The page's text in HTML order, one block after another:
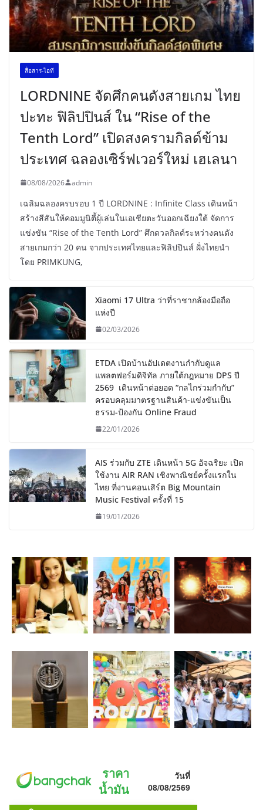
สื่อสาร-ไอที
LORDNINE จัดศึกคนดังสายเกม ไทย
ปะทะ ฟิลิปปินส์ ใน “Rise of the
Tenth Lord” เปิดสงครามกิลด์ข้าม
ประเทศ ฉลองเซิร์ฟเวอร์ใหม่ เฮเลนา
08/08/2026 admin
เฉลิมฉลองครบรอบ 1 ปี LORDNINE : Infinite Class เดินหน้า
สร้างสีสันให้คอมมูนิตี้ผู้เล่นในเอเชียตะวันออกเฉียงใต้ จัดการ
แข่งขัน “Rise of the Tenth Lord” ศึกดวลกิลด์ระหว่างคนดัง
สายเกมกว่า 20 คน จากประเทศไทยและฟิลิปปินส์ ฝั่งไทยนำ
โดย PRIMKUNG,
Xiaomi 17 Ultra ว่าที่ราชากล้องมือถือ
แห่งปี
02/03/2026
ETDA เปิดบ้านอัปเดตงานกำกับดูแล
แพลตฟอร์มดิจิทัล ภายใต้กฎหมาย DPS ปี
2569 เดินหน้าต่อยอด “กลไกร่วมกำกับ”
ครอบคลุมมาตรฐานสินค้า-แข่งขันเป็น
ธรรม-ป้องกัน Online Fraud
22/01/2026
AIS ร่วมกับ ZTE เดินหน้า 5G อัจฉริยะ เปิด
ใช้งาน AIR RAN เชิงพาณิชย์ครั้งแรกใน
ไทย ที่งานคอนเสิร์ต Big Mountain
Music Festival ครั้งที่ 15
19/01/2026